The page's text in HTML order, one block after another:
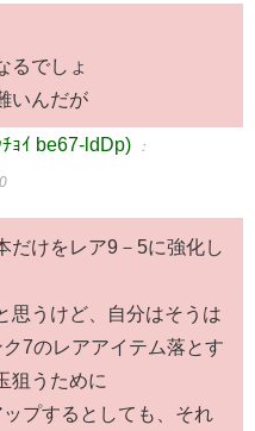
るでしょ
いんだが
ｮｲ be67-ldDp) ：
けをレア9－5に強化し
思うけど、自分はそうは
7のレアアイテム落とす
狙うために
プするとしても、それ